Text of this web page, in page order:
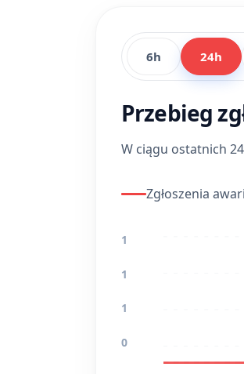
6h 24h
Przebieg
W ciągu ostatnich
Zgłoszenia
1
1
1
0